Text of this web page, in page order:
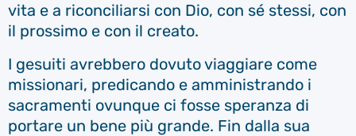
vita e a riconciliarsi con Dio, con sé stessi, con
il prossimo e con il creato.
I gesuiti avrebbero dovuto viaggiare come
missionari, predicando e amministrando i
sacramenti ovunque ci fosse speranza di
portare un bene più grande. Fin dalla sua